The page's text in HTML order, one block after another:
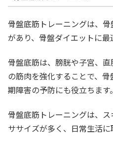
骨盤底筋トレーニングは、
があり、骨盤ダイエットに最
骨盤底筋は、膀胱や子宮、
の筋肉を強化することで、
期障害の予防にも役立ちます。
骨盤底筋トレーニングは、
ササイズが多く、日常生活に